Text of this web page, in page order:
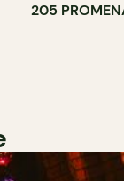
205